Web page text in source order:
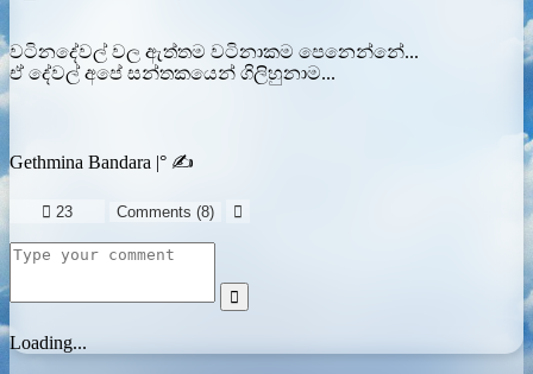
වටිනදේවල් වල ඇත්තම වටිනාකම පෙනෙන්නේ...
ඒ දේවල් අපේ සන්තකයෙන් ගිලිහුනාම...
Gethmina Bandara |° ✍️
 23 Comments (8) 

Loading...